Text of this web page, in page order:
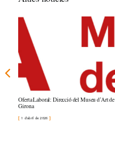
Oferta Laboral: Direcció del Museu d’Art de
Girona
1 d'abril de 2026